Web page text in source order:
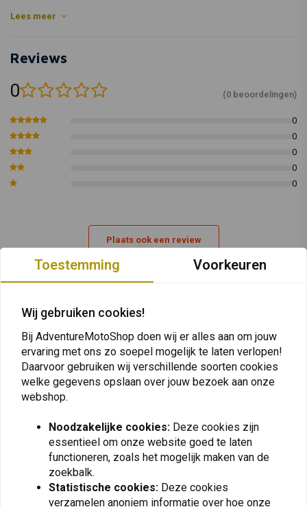
Op het aluminium onderdeel wordt kunststofpoeder aangebracht.
en bouten, zijn inbegrepen in het leveringsschema.
Afmetingen: ca. 195 mm x 135 mm x 50 mm
Download
Artikelnummer: 01-044-0403-0
Lees meer
Reviews
0 (0 beoordelingen)
0
0
0
0
0
Plaats ook een review
Voorvorkbescherming
TOURATECH
Stroomkabel BMW CAN
Toestemming Voorkeuren
Wij gebruiken cookies!
Bij AdventureMotoShop doen wij er alles aan om jouw
ervaring met ons zo soepel mogelijk te laten verlopen!
Daarvoor gebruiken wij verschillende soorten cookies
welke gegevens opslaan over jouw bezoek aan onze
webshop.
Noodzakelijke cookies: Deze cookies zijn
essentieel om onze website goed te laten
functioneren, zoals het mogelijk maken van de
zoekbalk.
Statistische cookies: Deze cookies
verzamelen anoniem informatie over hoe onze